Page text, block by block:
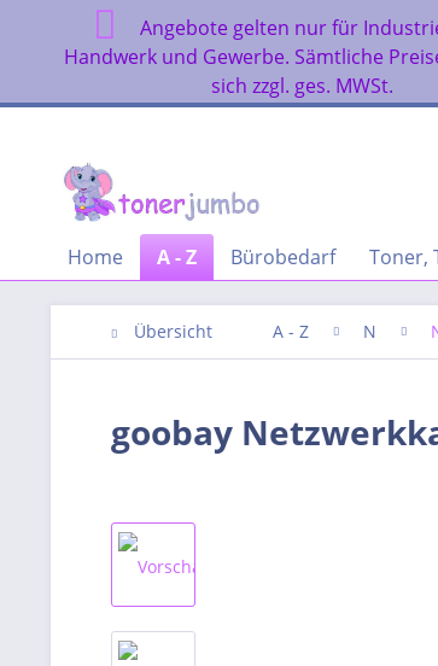
Angebote gelten nur für
Handwerk und Gewerbe. Sämtliche
sich zzgl. ges. MWSt.
Home A - Z Bürobedarf Toner,
Übersicht A - Z N
goobay